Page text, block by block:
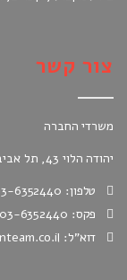
צור קשר
משרדי החברה
יהודה הלוי 43, תל אביב
טלפון: 03-6352440
פקס: 03-6352440
דוא"ל: info@nadlanteam.co.il